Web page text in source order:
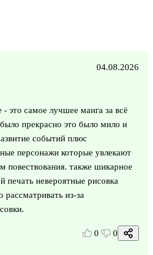
04.08.2026
это самое лучшее манга за всё
прекрасно это было мило и
событий плюс
персонажи которые увлекают
повествования. также шикарное
печать невероятные рисовка
из-за
0 0